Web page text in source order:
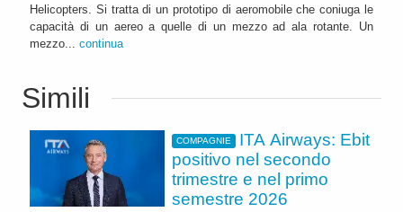
Helicopters. Si tratta di un prototipo di aeromobile che coniuga le
capacità di un aereo a quelle di un mezzo ad ala rotante. Un
mezzo... continua
Simili
COMPAGNIE
ITA Airways: Ebit
positivo nel secondo
trimestre e nel primo
semestre 2026